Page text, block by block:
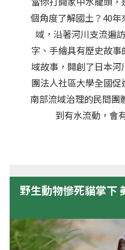
個角度了解國土？40
域，沿著河川支流遍
字、手繪具有歷史故
域故事，開創了日本
團法人社區大學全國
南部流域治理的民間團
到有水流動，會
野生動物慘死貓掌下